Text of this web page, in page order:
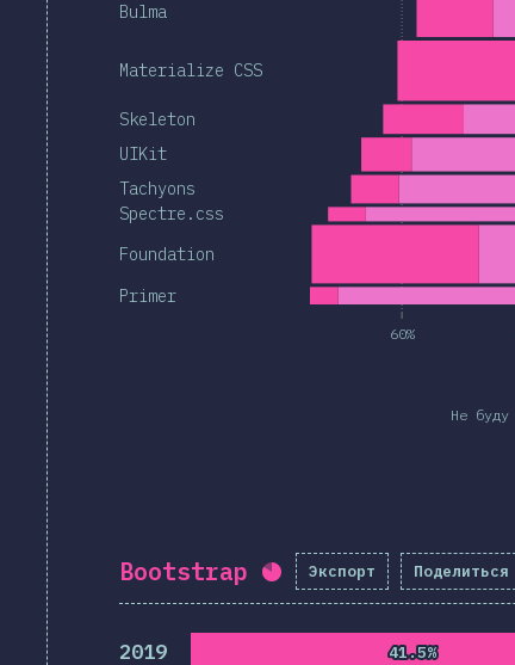
Не буду
60%
Bulma
Materialize CSS
Skeleton
UIKit
Tachyons
Spectre.css
Foundation
Primer
Bootstrap Процент
Экспорт Поделиться
2019 41.5%
41.5%